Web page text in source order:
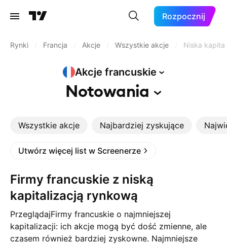
Rozpocznij
Rynki Francja Akcje Wszystkie akcje Niska
Akcje francuskie
Notowania
Wszystkie akcje Najbardziej zyskujące
Utwórz więcej list w Screenerze
Firmy francuskie z niską
kapitalizacją rynkową
PrzeglądajFirmy francuskie o najmniejszej
kapitalizacji: ich akcje mogą być dość zmienne, ale
czasem również bardziej zyskowne. Najmniejsze